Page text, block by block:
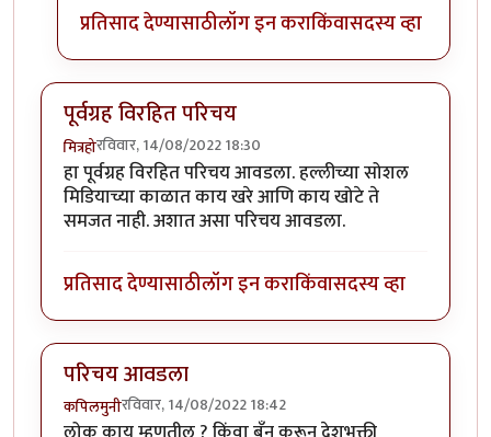
प्रतिसाद देण्यासाठीलॉग इन कराकिंवासदस्य व्हा
पूर्वग्रह विरहित परिचय
मित्रहोरविवार, 14/08/2022 18:30
हा पूर्वग्रह विरहित परिचय आवडला. हल्लीच्या सोशल
मिडियाच्या काळात काय खरे आणि काय खोटे ते
समजत नाही. अशात असा परिचय आवडला.
प्रतिसाद देण्यासाठीलॉग इन कराकिंवासदस्य व्हा
परिचय आवडला
कपिलमुनीरविवार, 14/08/2022 18:42